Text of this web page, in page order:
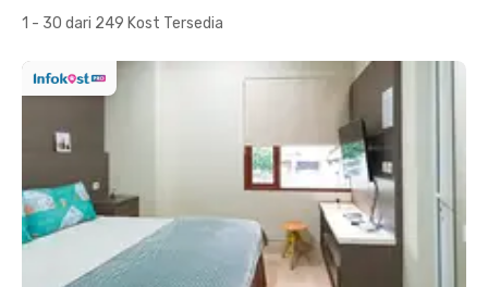
1 - 30 dari 249 Kost Tersedia